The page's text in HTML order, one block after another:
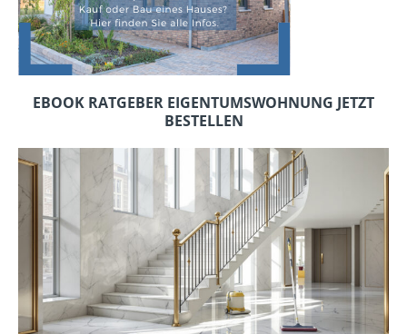
EBOOK RATGEBER EIGENTUMSWOHNUNG JETZT
BESTELLEN